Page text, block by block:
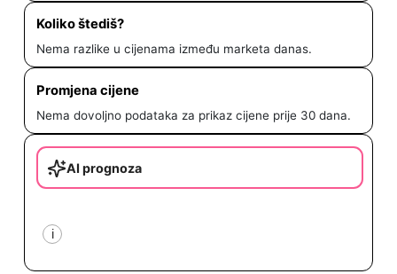
Koliko štediš?
Nema razlike u cijenama između marketa danas.
Promjena cijene
Nema dovoljno podataka za prikaz cijene prije 30 dana.
AI prognoza
i